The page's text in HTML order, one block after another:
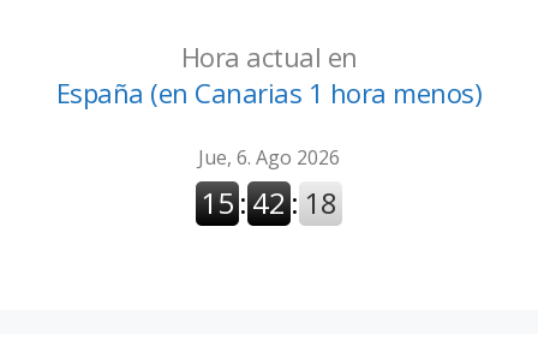
Hora actual en
España (en Canarias 1 hora menos)